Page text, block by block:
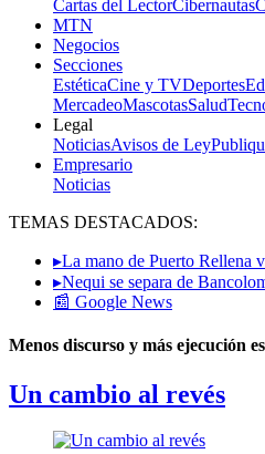
Cartas del LectorCibernautas
MTN
Negocios
Secciones
EstéticaCine y TVDeportes
MercadeoMascotasSalud
Legal
NoticiasAvisos de Ley
Empresario
Noticias
TEMAS DESTACADOS:
▸La mano de Puerto Rellena
▸Nequi se separa de
📰 Google News
Menos discurso y más ejecución
Un cambio al revés